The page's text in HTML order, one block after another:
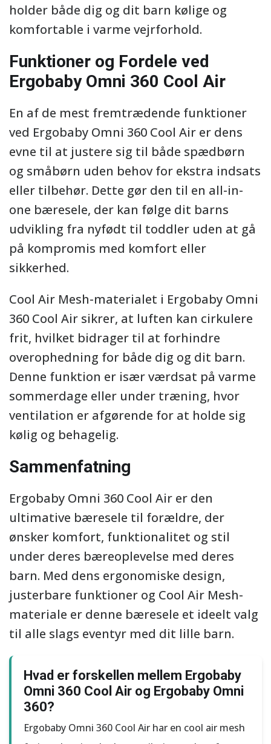
holder både dig og dit barn kølige og
komfortable i varme vejrforhold.
Funktioner og Fordele ved
Ergobaby Omni 360 Cool Air
En af de mest fremtrædende funktioner
ved Ergobaby Omni 360 Cool Air er dens
evne til at justere sig til både spædbørn
og småbørn uden behov for ekstra indsats
eller tilbehør. Dette gør den til en all-in-
one bæresele, der kan følge dit barns
udvikling fra nyfødt til toddler uden at gå
på kompromis med komfort eller
sikkerhed.
Cool Air Mesh-materialet i Ergobaby Omni
360 Cool Air sikrer, at luften kan cirkulere
frit, hvilket bidrager til at forhindre
overophedning for både dig og dit barn.
Denne funktion er især værdsat på varme
sommerdage eller under træning, hvor
ventilation er afgørende for at holde sig
kølig og behagelig.
Sammenfatning
Ergobaby Omni 360 Cool Air er den
ultimative bæresele til forældre, der
ønsker komfort, funktionalitet og stil
under deres bæreoplevelse med deres
barn. Med dens ergonomiske design,
justerbare funktioner og Cool Air Mesh-
materiale er denne bæresele et ideelt valg
til alle slags eventyr med dit lille barn.
Hvad er forskellen mellem Ergobaby
Omni 360 Cool Air og Ergobaby Omni
360?
Ergobaby Omni 360 Cool Air har en cool air mesh